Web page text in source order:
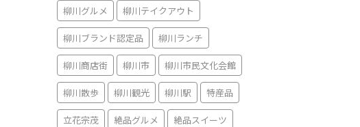
柳川グルメ 柳川テイクアウト
柳川ブランド認定品 柳川ランチ
柳川商店街 柳川市 柳川市民文化会館
柳川散歩 柳川観光 柳川駅 特産品
立花宗茂 絶品グルメ 絶品スイーツ